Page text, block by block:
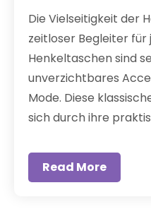
Die Vielseitigkeit der
zeitloser Begleiter für
Henkeltaschen sind
unverzichtbares
Mode. Diese
sich durch ihre
Read More